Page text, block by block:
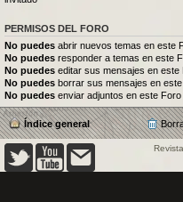
PERMISOS DEL FORO
No puedes abrir nuevos temas en este
No puedes responder a temas en este
No puedes editar sus mensajes en este
No puedes borrar sus mensajes en
No puedes enviar adjuntos en este Foro
Índice general